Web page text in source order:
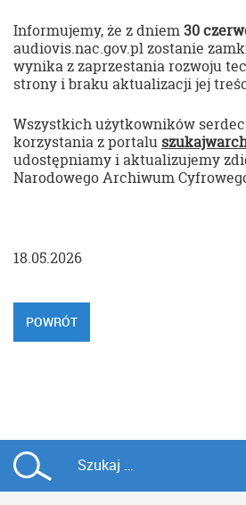
Informujemy, że z dniem30
audiovis.nac.gov.pl zostanie
wynika z zaprzestania rozwoju
strony i braku aktualizacji jej
Wszystkich użytkowników
korzystania z portalu
udostępniamy i aktualizujemy
Narodowego Archiwum
18.05.2026
POWRÓT